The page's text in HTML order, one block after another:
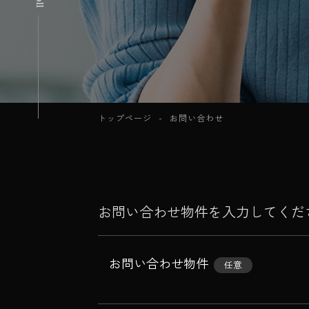
トップページ お問い合わせ
お問い合わせ物件を入力してく
お問い合わせ物件 任意